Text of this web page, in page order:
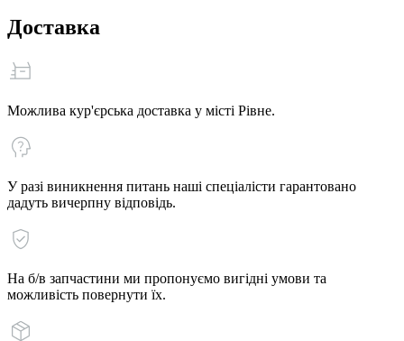
Доставка
Можлива кур'єрська доставка у місті Рівне.
У разі виникнення питань наші спеціалісти гарантовано
дадуть вичерпну відповідь.
На б/в запчастини ми пропонуємо вигідні умови та
можливість повернути їх.